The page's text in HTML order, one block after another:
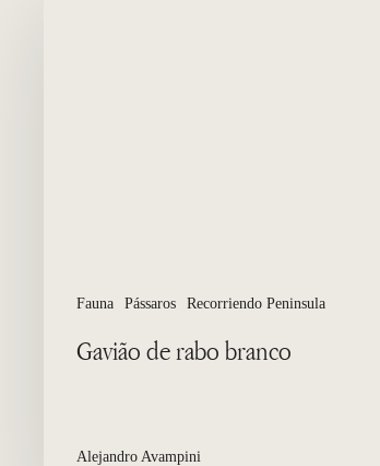
Fauna Pássaros Recorriendo Peninsula
Gavião de rabo branco
Alejandro Avampini